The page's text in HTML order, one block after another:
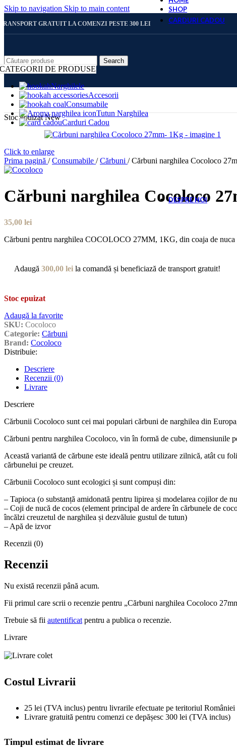
Skip to navigation Skip to main content
GRATUIT LA COMENZI PESTE 300 LEI
Search
CATEGORII DE PRODUSE
Narghilele
Accesorii
Consumabile
Tutun Narghilea
Carduri Cadou
SHOP
CARDURI CADOU
CARD
DESPRE NOI
Stoc epuizat New
Click to enlarge
Prima pagină / Consumabile / Cărbuni / Cărbuni narghilea Cocoloco
Cărbuni narghilea Cocoloco
35,00 lei
Cărbuni pentru narghilea COCOLOCO 27MM, 1KG, din coaja de nuca
Adaugă 300,00 lei la comandă și beneficiază de transport gratuit!
Stoc epuizat
Adaugă la favorite
SKU: Cocoloco
Categorie: Cărbuni
Brand: Cocoloco
Distribuie:
Descriere
Recenzii (0)
Livrare
Descriere
Cărbunii Cocoloco sunt cei mai populari cărbuni de narghilea din
Cărbuni pentru narghilea Cocoloco, vin în formă de cube, dimensiunile
Această variantă de cărbune este ideală pentru utilizare zilnică, atât cu
cărbunelui pe creuzet.
Cărbunii Cocoloco sunt ecologici și sunt compuși din:
– Tapioca (o substanță amidonată pentru lipirea și modelarea cojilor de
– Coji de nucă de cocos (element principal de ardere în cărbunele de
încălzi creuzetul de narghilea și dezvăluie gustul de tutun)
– Apă de izvor
Recenzii (0)
Recenzii
Nu există recenzii până acum.
Fii primul care scrii o recenzie pentru „Cărbuni narghilea Cocoloco
Trebuie să fii autentificat pentru a publica o recenzie.
Livrare
Costul Livrarii
25 lei (TVA inclus) pentru livrarile efectuate pe teritoriul României
Livrare gratuită pentru comenzi ce depășesc 300 lei (TVA inclus)
Timpul estimat de livrare